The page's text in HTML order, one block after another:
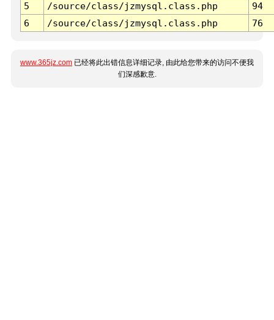
5
/source/class/jzmysql.class.php
94
6
/source/class/jzmysql.class.php 76
www.365jz.com 已经将此出错信息详细记录, 由此给您带来的访问不便我
们深感歉意.